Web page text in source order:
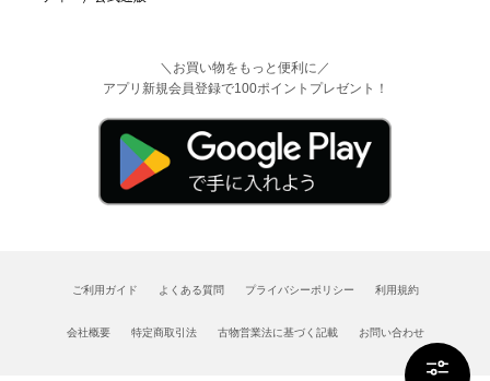
＼お買い物をもっと便利に／
アプリ新規会員登録で100ポイントプレゼント！
ご利用ガイド よくある質問 プライバシーポリシー 利用規約
会社概要 特定商取引法 古物営業法に基づく記載 お問い合わせ